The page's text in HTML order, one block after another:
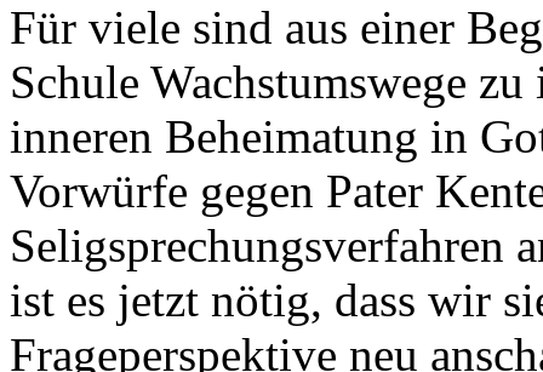
Für viele sind aus einer
Schule Wachstumswege
inneren Beheimatung in
Vorwürfe gegen Pater
Seligsprechungsverfahren
ist es jetzt nötig, dass wir
Frageperspektive neu